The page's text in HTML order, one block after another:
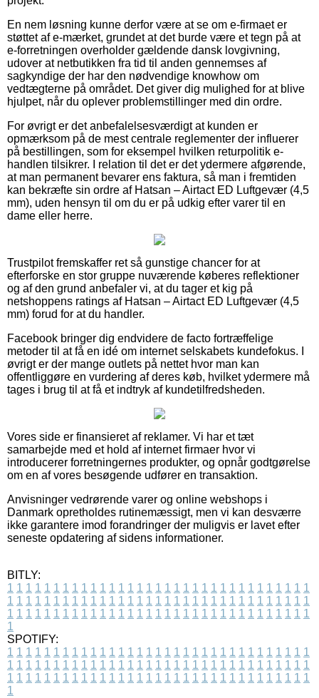
En nem løsning kunne derfor være at se om e-firmaet er
støttet af e-mærket, grundet at det burde være et tegn på at
e-forretningen overholder gældende dansk lovgivning,
udover at netbutikken fra tid til anden gennemses af
sagkyndige der har den nødvendige knowhow om
vedtægterne på området. Det giver dig mulighed for at blive
hjulpet, når du oplever problemstillinger med din ordre.
For øvrigt er det anbefalelsesværdigt at kunden er
opmærksom på de mest centrale reglementer der influerer
på bestillingen, som for eksempel hvilken returpolitik e-
handlen tilsikrer. I relation til det er det ydermere afgørende,
at man permanent bevarer ens faktura, så man i fremtiden
kan bekræfte sin ordre af Hatsan – Airtact ED Luftgevær (4,5
mm), uden hensyn til om du er på udkig efter varer til en
dame eller herre.
Trustpilot fremskaffer ret så gunstige chancer for at
efterforske en stor gruppe nuværende køberes reflektioner
og af den grund anbefaler vi, at du tager et kig på
netshoppens ratings af Hatsan – Airtact ED Luftgevær (4,5
mm) forud for at du handler.
Facebook bringer dig endvidere de facto fortræffelige
metoder til at få en idé om internet selskabets kundefokus. I
øvrigt er der mange outlets på nettet hvor man kan
offentliggøre en vurdering af deres køb, hvilket ydermere må
tages i brug til at få et indtryk af kundetilfredsheden.
Vores side er finansieret af reklamer. Vi har et tæt
samarbejde med et hold af internet firmaer hvor vi
introducerer forretningernes produkter, og opnår godtgørelse
om en af vores besøgende udfører en transaktion.
Anvisninger vedrørende varer og online webshops i
Danmark opretholdes rutinemæssigt, men vi kan desværre
ikke garantere imod forandringer der muligvis er lavet efter
seneste opdatering af sidens informationer.
BITLY:
1 1 1 1 1 1 1 1 1 1 1 1 1 1 1 1 1 1 1 1 1 1 1 1 1 1 1 1 1 1 1 1 1
1 1 1 1 1 1 1 1 1 1 1 1 1 1 1 1 1 1 1 1 1 1 1 1 1 1 1 1 1 1 1 1 1
1 1 1 1 1 1 1 1 1 1 1 1 1 1 1 1 1 1 1 1 1 1 1 1 1 1 1 1 1 1 1 1 1
1
SPOTIFY:
1 1 1 1 1 1 1 1 1 1 1 1 1 1 1 1 1 1 1 1 1 1 1 1 1 1 1 1 1 1 1 1 1
1 1 1 1 1 1 1 1 1 1 1 1 1 1 1 1 1 1 1 1 1 1 1 1 1 1 1 1 1 1 1 1 1
1 1 1 1 1 1 1 1 1 1 1 1 1 1 1 1 1 1 1 1 1 1 1 1 1 1 1 1 1 1 1 1 1
1